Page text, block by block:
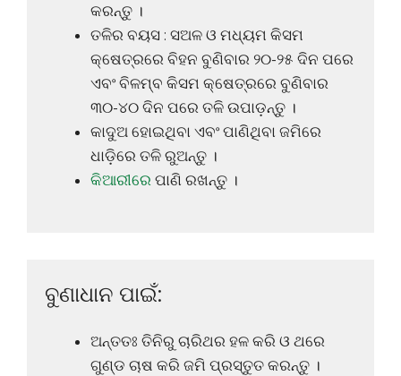
କରନ୍ତୁ ।
ତଳିର ବୟସ : ସଅଳ ଓ ମଧ୍ୟମ କିସମ
କ୍ଷେତ୍ରରେ ବିହନ ବୁଣିବାର ୨୦-୨୫ ଦିନ ପରେ
ଏବଂ ବିଳମ୍ବ କିସମ କ୍ଷେତ୍ରରେ ବୁଣିବାର
୩୦-୪୦ ଦିନ ପରେ ତଳି ଉପାଡ଼ନ୍ତୁ ।
କାଦୁଅ ହୋଇଥିବା ଏବଂ ପାଣିଥିବା ଜମିରେ
ଧାଡ଼ିରେ ତଳି ରୁଅନ୍ତୁ ।
କିଆରୀରେ ପାଣି ରଖନ୍ତୁ ।
ବୁଣାଧାନ ପାଇଁ:
ଅନ୍ତତଃ ତିନିରୁ ଚାରିଥର ହଳ କରି ଓ ଥରେ
ଗୁଣ୍ଡ ଚାଷ କରି ଜମି ପ୍ରସ୍ତୁତ କରନ୍ତୁ ।